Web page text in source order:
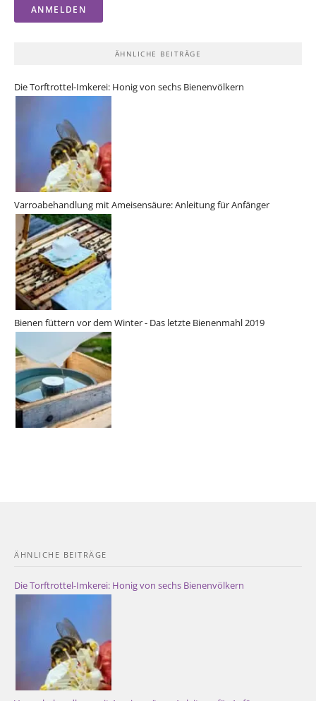
ÄHNLICHE BEITRÄGE
Die Torftrottel-Imkerei: Honig von sechs Bienenvölkern
Varroabehandlung mit Ameisensäure: Anleitung für Anfänger
Bienen füttern vor dem Winter - Das letzte Bienenmahl 2019
ÄHNLICHE BEITRÄGE
Die Torftrottel-Imkerei: Honig von sechs Bienenvölkern